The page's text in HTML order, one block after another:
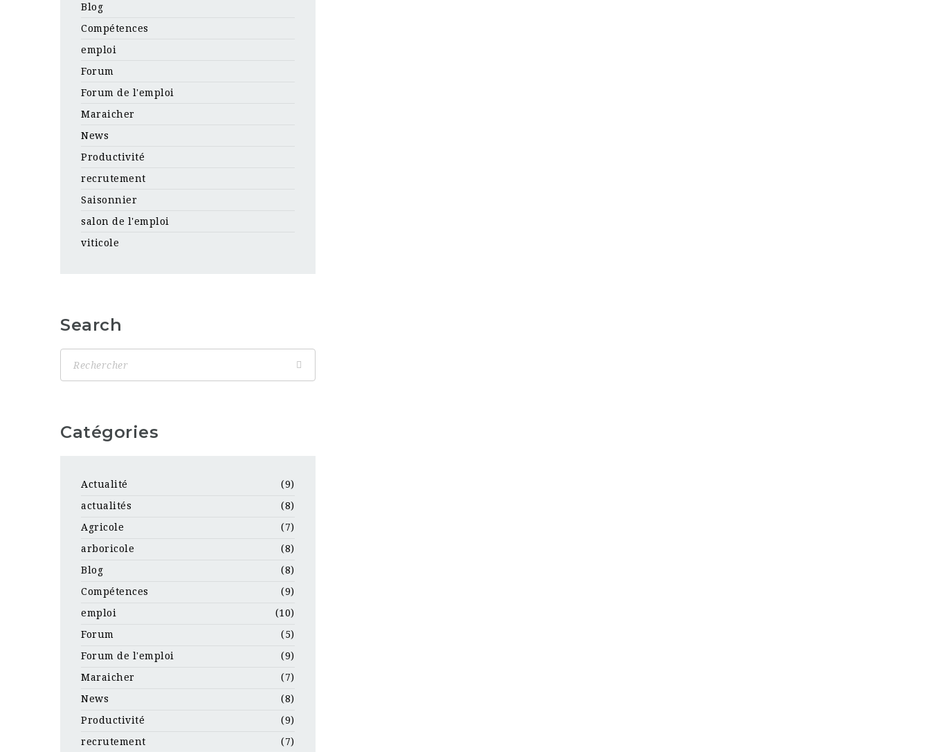
Blog
Compétences
emploi
Forum
Forum de l'emploi
Maraicher
News
Productivité
recrutement
Saisonnier
salon de l'emploi
viticole
Search
Catégories
Actualité
(9)
actualités
(8)
Agricole
(7)
arboricole
(8)
Blog
(8)
Compétences
(9)
emploi
(10)
Forum
(5)
Forum de l'emploi
(9)
Maraicher
(7)
News
(8)
Productivité
(9)
recrutement
(7)